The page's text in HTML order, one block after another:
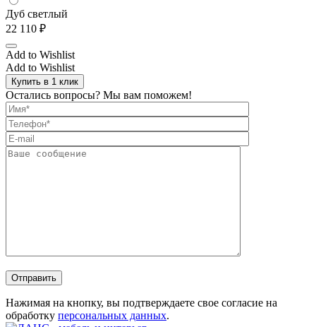
Дуб светлый
22 110 ₽
Add to Wishlist
Add to Wishlist
Купить в 1 клик
Остались вопросы? Мы вам поможем!
Отправить
Нажимая на кнопку, вы подтверждаете свое согласие на
обработку персональных данных.